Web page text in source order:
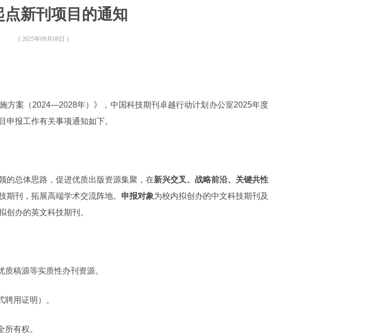
点新刊项目的通知
( 2025年09月08日 )
方案（2024—2028年）》，中国科技期刊卓越行动计划办公室2025年度
申报工作有关事项通知如下。
的总体思路，促进优质出版资源集聚，在新兴交叉、战略前沿、关键共性
期刊，拓展高端学术交流阵地。 申报对象为校内拟创办的中文科技期刊及
创办的英文科技期刊。
稿源等实质性办刊资源。
用证明）。
有权。